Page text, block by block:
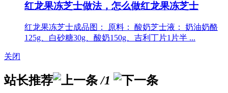
红龙果冻芝士做法，怎么做红龙果冻芝士
红龙果冻芝士成品图： 原料： 酸奶芝士液： 奶油奶酪
125g、白砂糖30g、酸奶150g、吉利丁片1片半 ...
关闭
站长推荐 /1